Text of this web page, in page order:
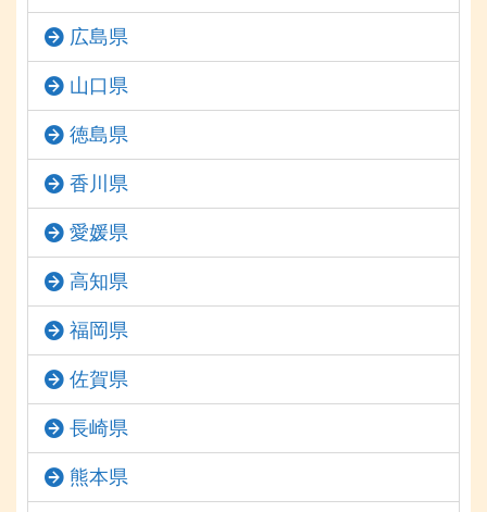
広島県
山口県
徳島県
香川県
愛媛県
高知県
福岡県
佐賀県
長崎県
熊本県